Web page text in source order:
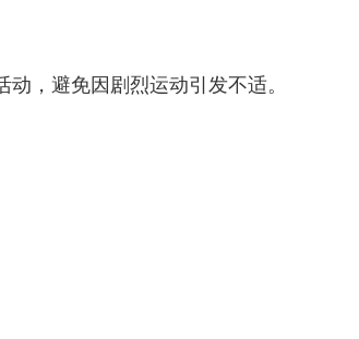
，避免因剧烈运动引发不适。